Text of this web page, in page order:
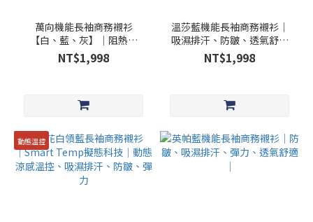
萬向機能長袖商務襯衫
【白、藍、灰】│阻熱降
溫、吸濕排汗、防皺、除臭
抑菌、彈力
NT$1,998
溫莎藍機能長袖商務襯衫｜
吸濕排汗、防皺、透氣舒適
｜
NT$1,998
動態溫控